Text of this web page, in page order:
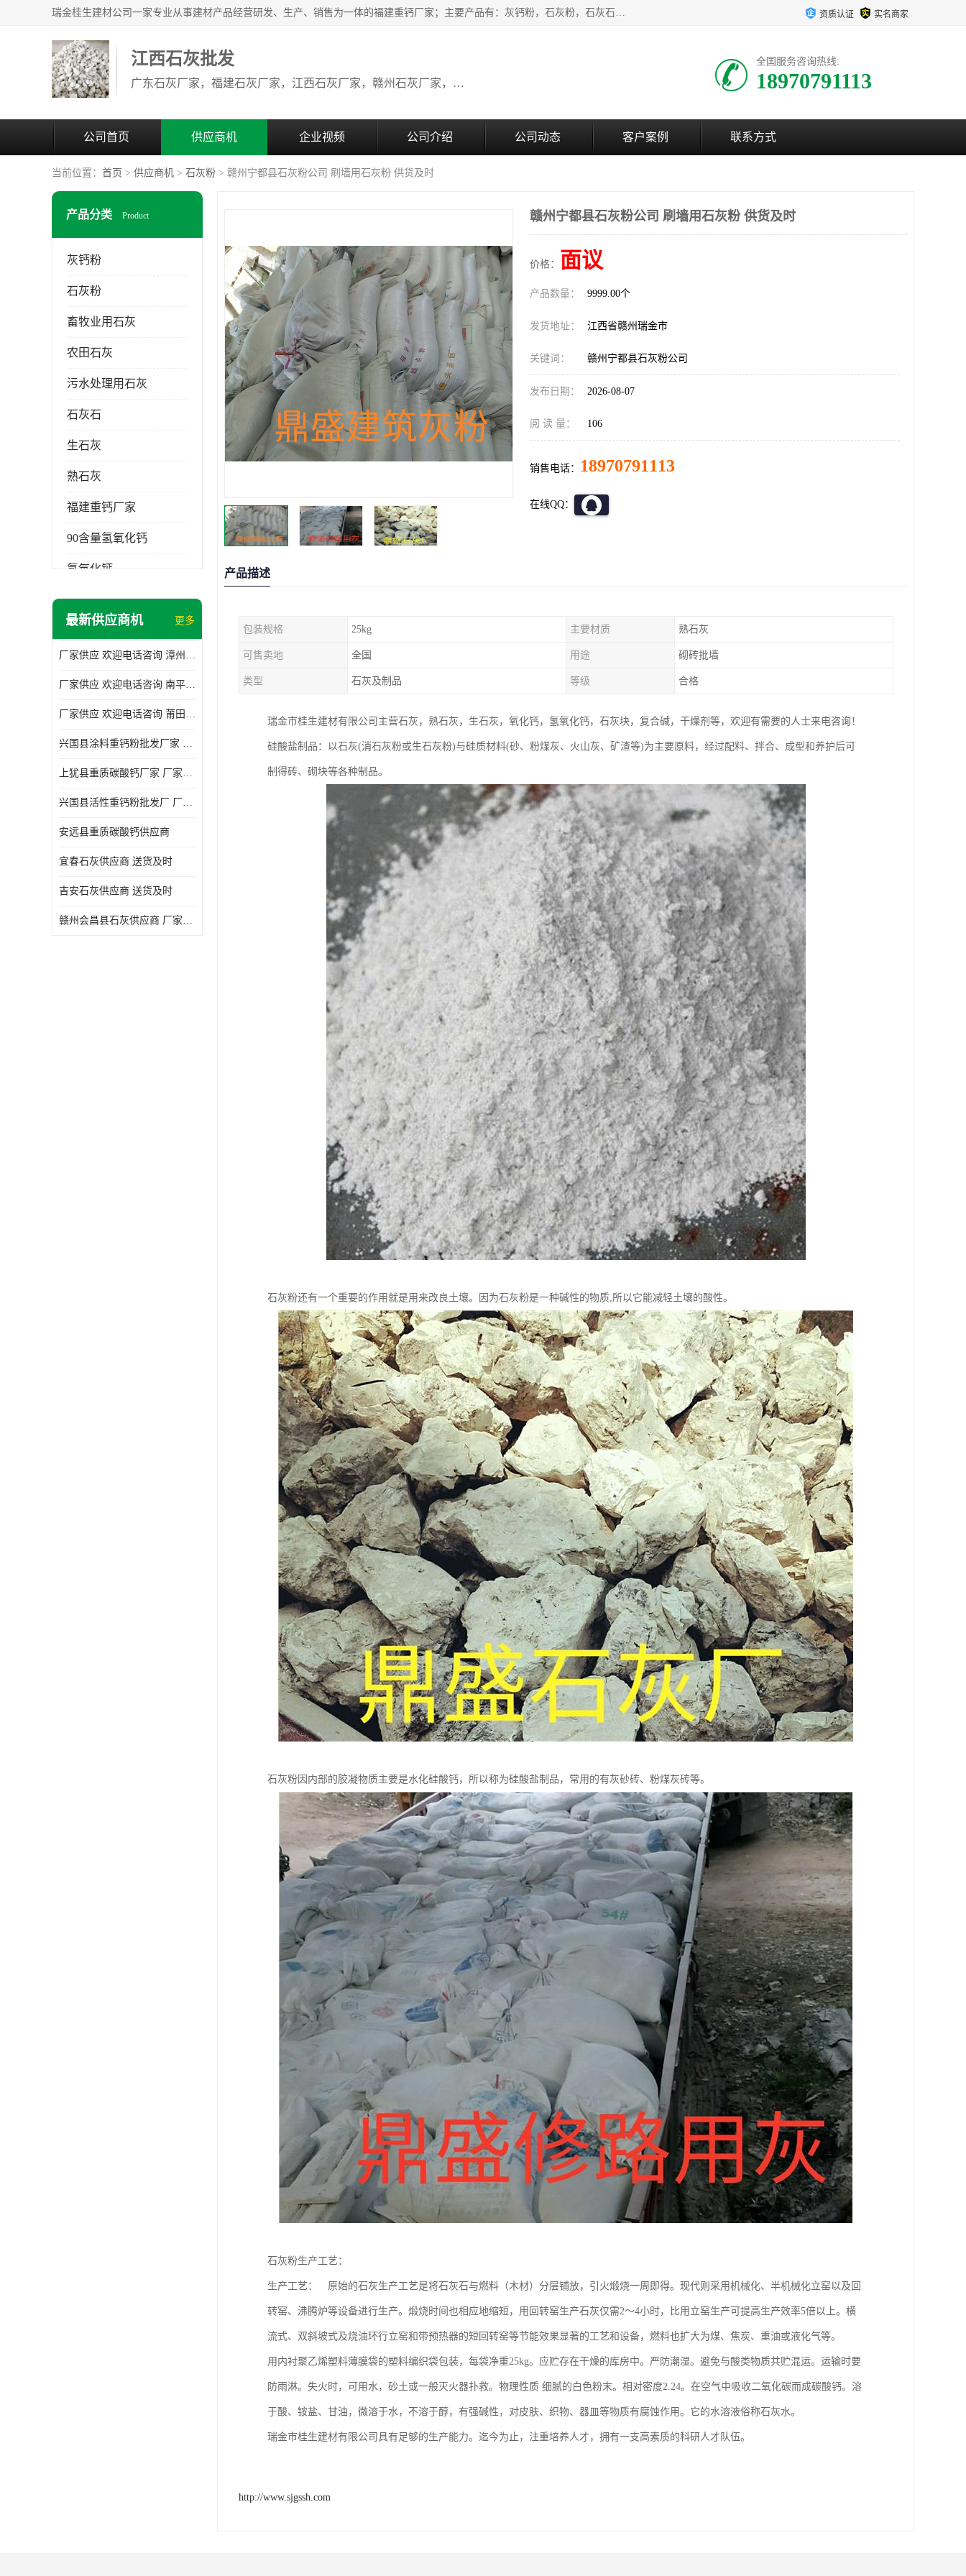
瑞金桂生建材公司一家专业从事建材产品经营研发、生产、销售为一体的福建重钙厂家；主要产品有：灰钙粉，石灰粉，石灰石，生石灰，熟石灰，氧化钙，重钙粉，氢氧化钙，农田石灰，畜牧业用石灰等。欢迎新老客户来电咨询！ 资质认证 实名商家
江西石灰批发
广东石灰厂家，福建石灰厂家，江西石灰厂家，赣州石灰厂家，东莞石灰厂家
全国服务咨询热线:
18970791113
公司首页 供应商机 企业视频 公司介绍 公司动态 客户案例 联系方式
当前位置： 首页 > 供应商机 > 石灰粉 > 赣州宁都县石灰粉公司 刷墙用石灰粉 供货及时
产品分类 Product
灰钙粉
石灰粉
畜牧业用石灰
农田石灰
污水处理用石灰
石灰石
生石灰
熟石灰
福建重钙厂家
90含量氢氧化钙
氢氧化钙
氧化钙
最新供应商机 更多
厂家供应 欢迎电话咨询 漳州活性重钙粉
厂家供应 欢迎电话咨询 南平活性重钙粉批发厂
厂家供应 欢迎电话咨询 莆田高白度重钙粉厂家
兴国县涂料重钙粉批发厂家 厂家供应 欢迎电话咨询
上犹县重质碳酸钙厂家 厂家供应 欢迎电话咨询
兴国县活性重钙粉批发厂 厂家供应 欢迎电话咨询
安远县重质碳酸钙供应商
宜春石灰供应商 送货及时
吉安石灰供应商 送货及时
赣州会昌县石灰供应商 厂家供应
赣州宁都县石灰粉公司 刷墙用石灰粉 供货及时
价格： 面议
产品数量： 9999.00个
发货地址： 江西省赣州瑞金市
关键词： 赣州宁都县石灰粉公司
发布日期： 2026-08-07
阅 读 量： 106
销售电话： 18970791113
在线QQ：
产品描述
包装规格 25kg 主要材质 熟石灰
可售卖地 全国 用途 砌砖批墙
类型 石灰及制品 等级 合格
瑞金市桂生建材有限公司主营石灰，熟石灰，生石灰，氧化钙，氢氧化钙，石灰块，复合碱，干燥剂等，欢迎有需要的人士来电咨询！
硅酸盐制品：以石灰(消石灰粉或生石灰粉)与硅质材料(砂、粉煤灰、火山灰、矿渣等)为主要原料，经过配料、拌合、成型和养护后可
制得砖、砌块等各种制品。
石灰粉还有一个重要的作用就是用来改良土壤。因为石灰粉是一种碱性的物质,所以它能减轻土壤的酸性。
石灰粉因内部的胶凝物质主要是水化硅酸钙，所以称为硅酸盐制品，常用的有灰砂砖、粉煤灰砖等。
石灰粉生产工艺：
生产工艺： 原始的石灰生产工艺是将石灰石与燃料（木材）分层铺放，引火煅烧一周即得。现代则采用机械化、半机械化立窑以及回
转窑、沸腾炉等设备进行生产。煅烧时间也相应地缩短，用回转窑生产石灰仅需2～4小时，比用立窑生产可提高生产效率5倍以上。横
流式、双斜坡式及烧油环行立窑和带预热器的短回转窑等节能效果显著的工艺和设备，燃料也扩大为煤、焦炭、重油或液化气等。
用内衬聚乙烯塑料薄膜袋的塑料编织袋包装，每袋净重25kg。应贮存在干燥的库房中。严防潮湿。避免与酸类物质共贮混运。运输时要
防雨淋。失火时，可用水，砂土或一般灭火器扑救。物理性质 细腻的白色粉末。相对密度2.24。在空气中吸收二氧化碳而成碳酸钙。溶
于酸、铵盐、甘油，微溶于水，不溶于醇，有强碱性，对皮肤、织物、器皿等物质有腐蚀作用。它的水溶液俗称石灰水。
瑞金市桂生建材有限公司具有足够的生产能力。迄今为止，注重培养人才，拥有一支高素质的科研人才队伍。
http://www.sjgssh.com